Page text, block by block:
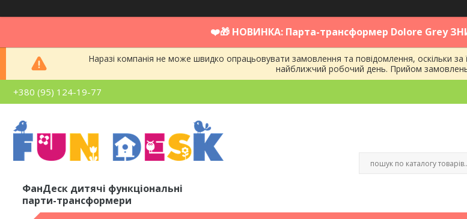
❤️🎁 НОВИНКА: Парта-трансформер Dolore Grey
Наразі компанія не може швидко опрацьовувати замовлення та повідомлення, оскільки
найближчий робочий день. Прийом
+380 (95) 124-19-77
ФанДеск дитячі функціональні
парти-трансформери